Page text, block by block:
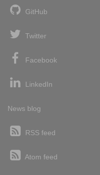
GitHub
Twitter
Facebook
LinkedIn
News blog
RSS feed
Atom feed